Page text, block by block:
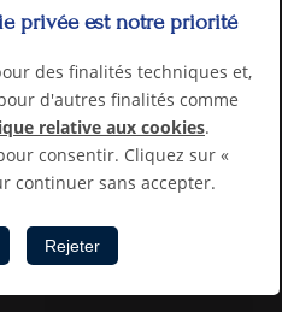
privée est notre priorité
des finalités techniques et,
d'autres finalités comme
relative aux cookies.
consentir. Cliquez sur «
continuer sans accepter.
Rejeter